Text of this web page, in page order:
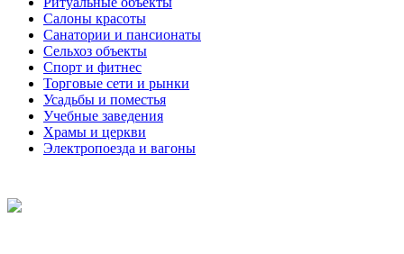
Салоны красоты
Санатории и пансионаты
Сельхоз объекты
Спорт и фитнес
Торговые сети и рынки
Усадьбы и поместья
Учебные заведения
Храмы и церкви
Электропоезда и вагоны